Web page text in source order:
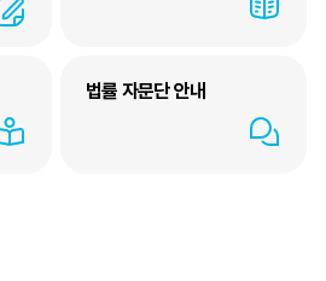
법률 자문단 안내